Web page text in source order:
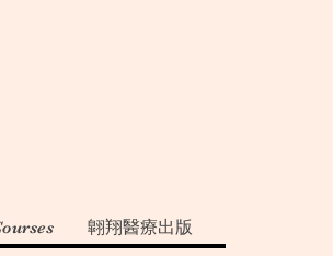
翺翔醫療出版